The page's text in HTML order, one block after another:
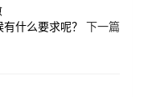
什么要求呢？ 下一篇